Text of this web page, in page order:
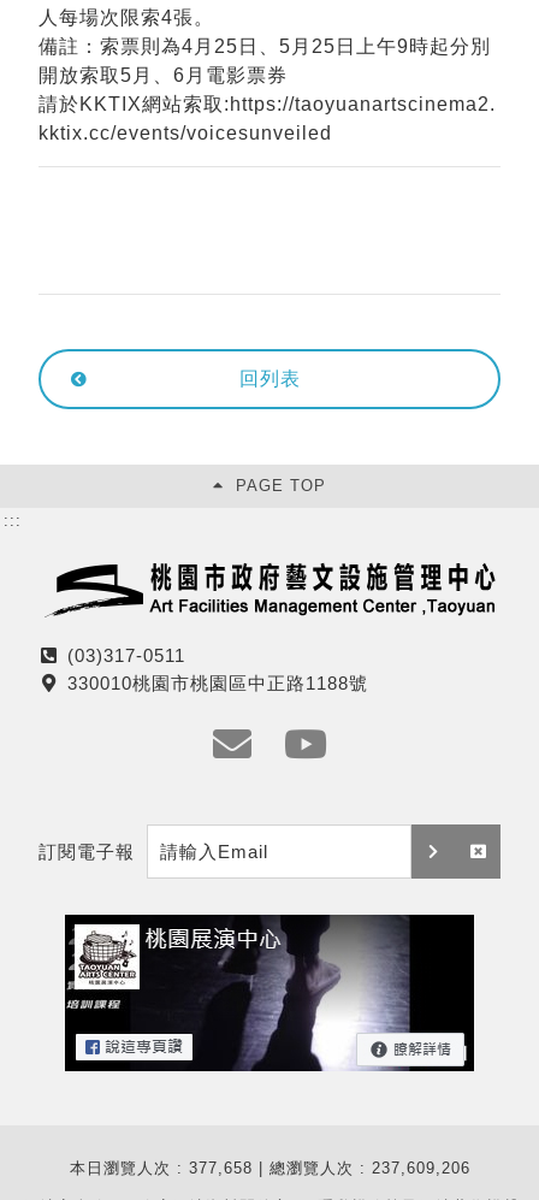
人每場次限索4張。
備註：索票則為4月25日、5月25日上午9時起分別
開放索取5月、6月電影票券
請於KKTIX網站索取:https://taoyuanartscinema2.
kktix.cc/events/voicesunveiled
回列表
PAGE TOP
:::
電
話
(03)317-0511
地
330010桃園市桃園區中正路1188號
m
a
i
l
t
訂閱電子報
訂 取
本日瀏覽人次 : 377,658 | 總瀏覽人次 : 237,609,206